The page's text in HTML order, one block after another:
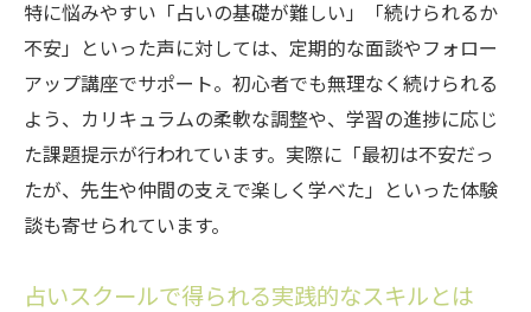
特に悩みやすい「占いの基礎が難しい」「続けられるか
不安」といった声に対しては、定期的な面談やフォロー
アップ講座でサポート。初心者でも無理なく続けられる
よう、カリキュラムの柔軟な調整や、学習の進捗に応じ
た課題提示が行われています。実際に「最初は不安だっ
たが、先生や仲間の支えで楽しく学べた」といった体験
談も寄せられています。
占いスクールで得られる実践的なスキルとは